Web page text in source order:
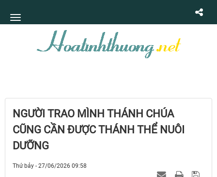
NGƯỜI TRAO MÌNH THÁNH CHÚA
CŨNG CẦN ĐƯỢC THÁNH THỂ NUÔI
DƯỠNG
Thứ bảy - 27/06/2026 09:58